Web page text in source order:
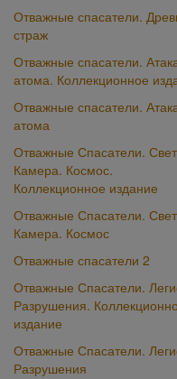
Отважные спасатели.
страж
Отважные спасатели.
атома. Коллекционное
Отважные спасатели.
атома
Отважные Спасатели.
Камера. Космос.
Коллекционное издание
Отважные Спасатели.
Камера. Космос
Отважные спасатели 2
Отважные Спасатели.
Разрушения.
издание
Отважные Спасатели.
Разрушения